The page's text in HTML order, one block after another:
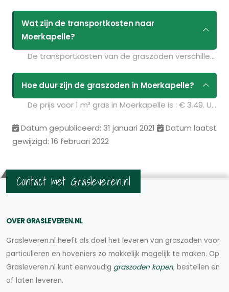
Wat zijn de transportkosten naar
Moerkapelle?
De transportkosten van de graszoden verschillen per postcodegebied en zijn afhankelijk van de hoeveelheid graszoden die u bestelt. Bent u benieuwd naar de prijzen? Vul uw gegevens in op de pagina
Hoe duur zijn de graszoden in Moerkapelle?
De prijs voor 1 m² gras in Moerkapelle is : € 3.49. U kunt deze graszoden bestellen via de volgende link:
Datum gepubliceerd: 31 januari 2021
Datum laatst
gewijzigd: 16 februari 2022
Contact met Grasleveren.nl
OVER GRASLEVEREN.NL
Grasleveren.nl heeft als doel het leveren van graszoden voor
particulieren en hoveniers zo makkelijk mogelijk te maken. Op
Grasleveren.nl kunt eenvoudig graszoden kopen, bestellen en
af laten leveren.